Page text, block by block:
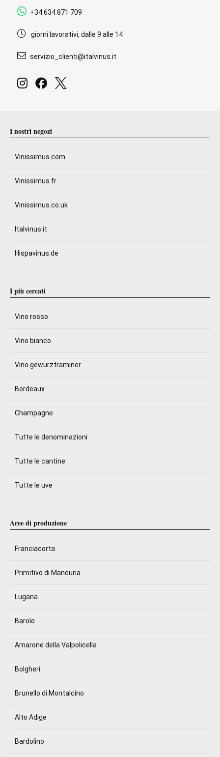
+34 634 871 709
giorni lavorativi, dalle 9 alle 14
servizio_clienti@italvinus.it
I nostri negozi
Vinissimus.com
Vinissimus.fr
Vinissimus.co.uk
Italvinus.it
Hispavinus.de
I più cercati
Vino rosso
Vino bianco
Vino gewürztraminer
Bordeaux
Champagne
Tutte le denominazioni
Tutte le cantine
Tutte le uve
Aree di produzione
Franciacorta
Primitivo di Manduria
Lugana
Barolo
Amarone della Valpolicella
Bolgheri
Brunello di Montalcino
Alto Adige
Bardolino